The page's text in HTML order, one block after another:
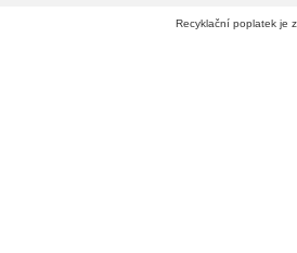
Recyklační poplatek je